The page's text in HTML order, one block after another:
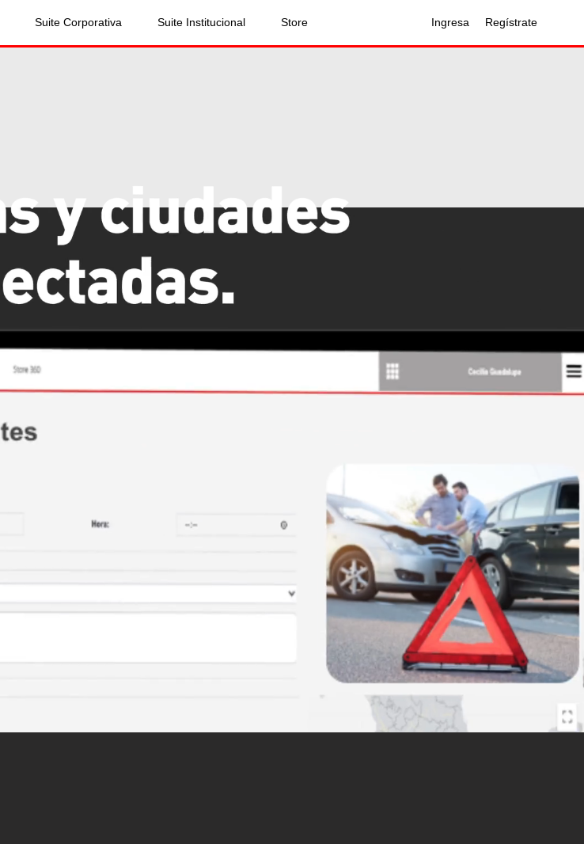
Suite Corporativa Suite Institucional Store Ingresa Regístrate